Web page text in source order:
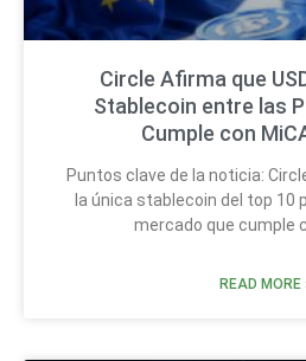
Circle Afirma que
Stablecoin entre las
Cumple con
Puntos clave de la noticia:
la única stablecoin del top 10
mercado que cumple
READ MORE